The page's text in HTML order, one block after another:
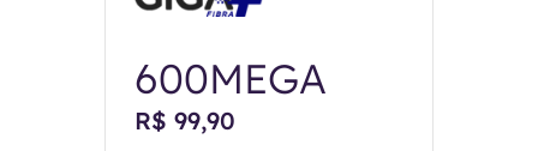
600MEGA
R$ 99,90